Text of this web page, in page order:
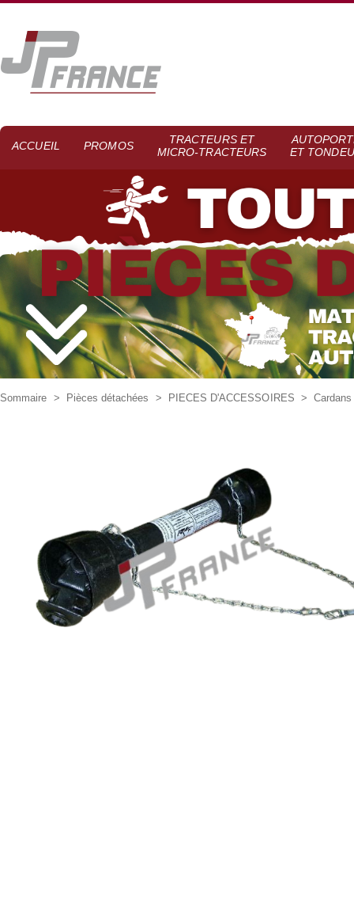
ACCUEIL PROMOS
TRACTEURS ET
MICRO-TRACTEURS
ET
Sommaire > Pièces détachées > PIECES D'ACCESSOIRES > Cardans